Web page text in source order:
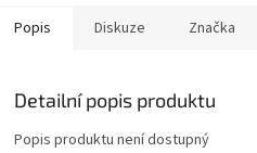
Popis Diskuze Značka
Detailní popis produktu
Popis produktu není dostupný